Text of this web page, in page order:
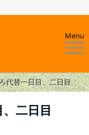
Menu
代替一日目、二日目
二日目